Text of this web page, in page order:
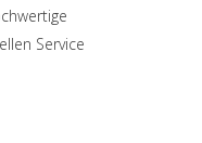
Service